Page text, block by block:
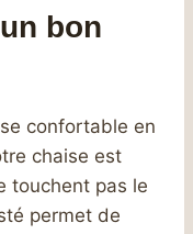
bon
confortable en
chaise est
touchent pas le
permet de